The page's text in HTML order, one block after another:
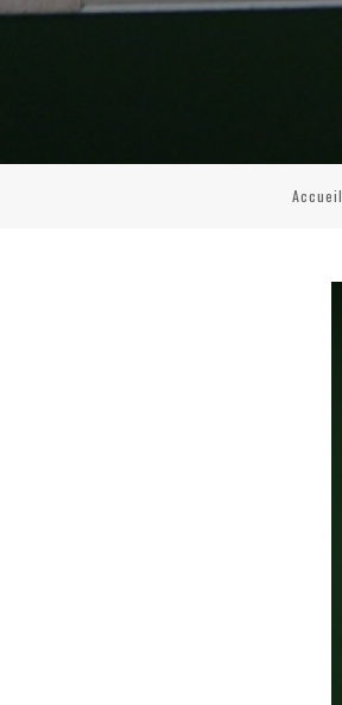
Accueil